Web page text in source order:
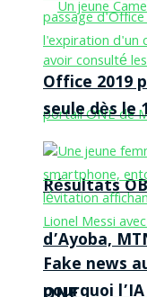
Résultats
d’Ayoba,
Office 2019
seule dès le
Fake news